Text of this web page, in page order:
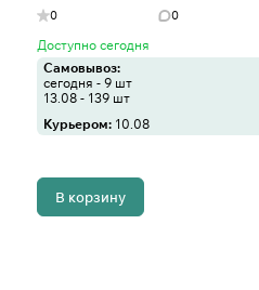
0 0
Доступно сегодня
Самовывоз:
сегодня - 9 шт
13.08 - 139 шт
Курьером:10.08
В корзину